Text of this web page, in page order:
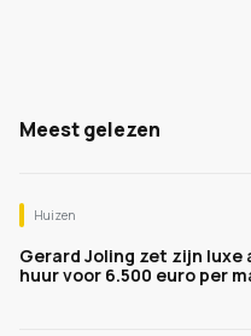
Meest gelezen
Huizen
Gerard Joling zet zijn
huur voor 6.500 euro per